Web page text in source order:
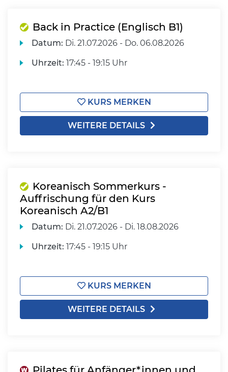
Back in Practice (Englisch B1)
Datum: Di. 21.07.2026 - Do. 06.08.2026
Uhrzeit: 17:45 - 19:15 Uhr
KURS MERKEN
WEITERE DETAILS
Koreanisch Sommerkurs -
Auffrischung für den Kurs
Koreanisch A2/B1
Datum: Di. 21.07.2026 - Di. 18.08.2026
Uhrzeit: 17:45 - 19:15 Uhr
KURS MERKEN
WEITERE DETAILS